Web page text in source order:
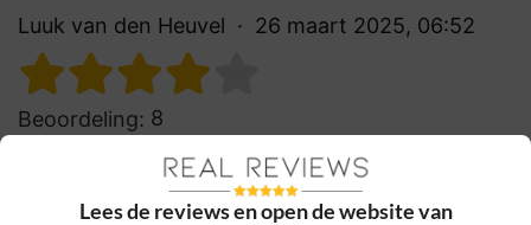
Luuk van den Heuvel 26 maart 2025, 06:52
Beoordeling: 8
Energieke alles-in-één aanrader
Fijn dat deze supplementen alles-in-één
bieden en goed opneembaar zijn. Voel me
Lees de reviews en open de website van